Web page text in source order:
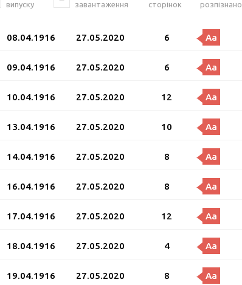
випуску
завантаження
сторінок
розпізнано
08.04.1916 27.05.2020 6 Aa
09.04.1916 27.05.2020 6 Aa
10.04.1916 27.05.2020 12 Aa
13.04.1916 27.05.2020 10 Aa
14.04.1916 27.05.2020 8 Aa
16.04.1916 27.05.2020 8 Aa
17.04.1916 27.05.2020 12 Aa
18.04.1916 27.05.2020 4 Aa
19.04.1916 27.05.2020 8 Aa